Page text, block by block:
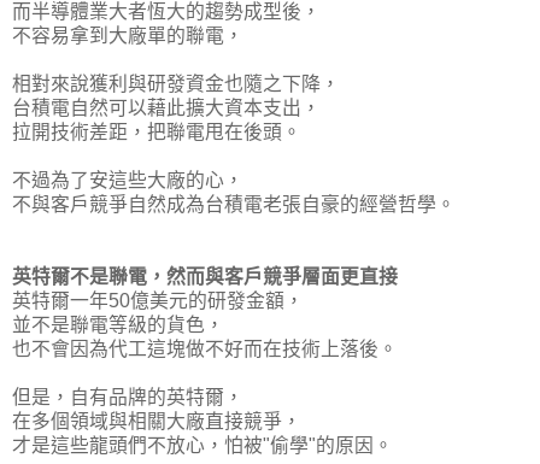
而半導體業大者恆大的趨勢成型後，
不容易拿到大廠單的聯電，
相對來說獲利與研發資金也隨之下降，
台積電自然可以藉此擴大資本支出，
拉開技術差距，把聯電甩在後頭。
不過為了安這些大廠的心，
不與客戶競爭自然成為台積電老張自豪的經營哲學。
英特爾不是聯電，然而與客戶競爭層面更直接
英特爾一年50億美元的研發金額，
並不是聯電等級的貨色，
也不會因為代工這塊做不好而在技術上落後。
但是，自有品牌的英特爾，
在多個領域與相關大廠直接競爭，
才是這些龍頭們不放心，怕被"偷學"的原因。